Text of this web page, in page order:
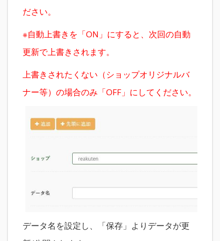
ださい。
※自動上書きを「ON」にすると、次回の自動
更新で上書きされます。
上書きされたくない（ショップオリジナルバ
ナー等）の場合のみ「OFF」にしてください。
データ名を設定し、「保存」よりデータが更